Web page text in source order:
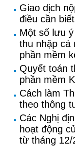
Giao dịch
điều cần biết
Một số lưu
thu nhập cá
phần mềm
Quyết toán
phần mềm
Cách làm
theo thông
Các Nghị
hoạt động
từ tháng 12/